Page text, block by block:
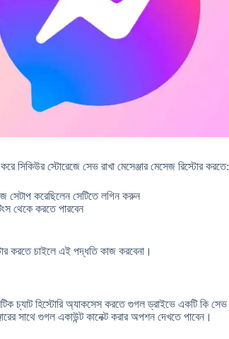
স্টোরেজে সেভ রাখা মেসেঞ্জার মেসেজ রিস্টোর করতে:
সেটাপ করেছিলেন সেটিতে লগিন করুন
থেকে করতে পারবেন
করতে চাইলে এই পদ্ধতি কাজ করবেনা।
চ্যাট হিস্টোরি অ্যাকসেস করতে গুগল ড্রাইভে একটি কি সেভ
সাথে গুগল একাউন্ট কানেক্ট করার অপশন দেখতে পাবেন।